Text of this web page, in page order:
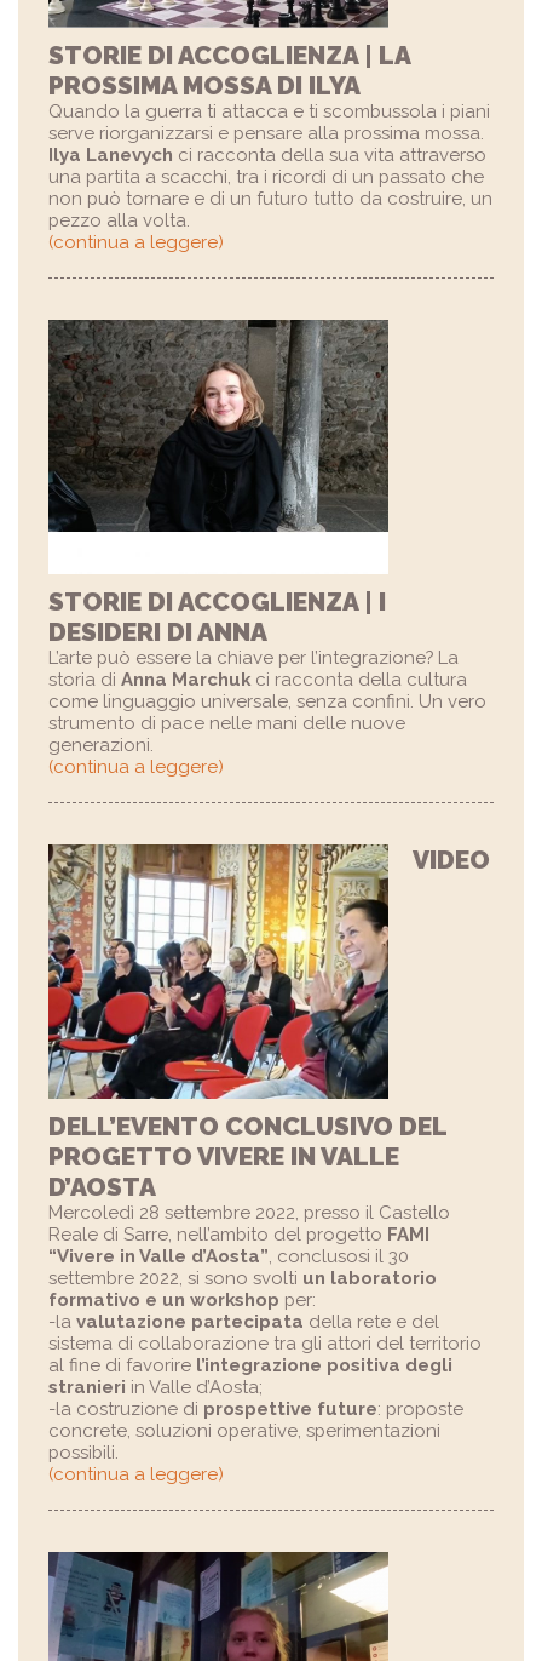
STORIE DI ACCOGLIENZA | LA
PROSSIMA MOSSA DI ILYA
Quando la guerra ti attacca e ti scombussola i piani
serve riorganizzarsi e pensare alla prossima mossa.
Ilya Lanevych ci racconta della sua vita attraverso
una partita a scacchi, tra i ricordi di un passato che
non può tornare e di un futuro tutto da costruire, un
pezzo alla volta.
(continua a leggere)
STORIE DI ACCOGLIENZA | I
DESIDERI DI ANNA
L’arte può essere la chiave per l’integrazione? La
storia di Anna Marchukci racconta della cultura
come linguaggio universale, senza confini. Un vero
strumento di pace nelle mani delle nuove
generazioni.
(continua a leggere)
VIDEO
DELL’EVENTO CONCLUSIVO DEL
PROGETTO VIVERE IN VALLE
D’AOSTA
Mercoledì 28 settembre 2022, presso il Castello
Reale di Sarre, nell’ambito del progetto FAMI
“Vivere in Valle d’Aosta”, conclusosi il 30
settembre 2022, si sono svolti un laboratorio
formativo e un workshop per:
-la valutazione partecipata della rete e del
sistema di collaborazione tra gli attori del territorio
al fine di favorire l’integrazione positiva degli
stranieri in Valle d’Aosta;
-la costruzione di prospettive future: proposte
concrete, soluzioni operative, sperimentazioni
possibili.
(continua a leggere)